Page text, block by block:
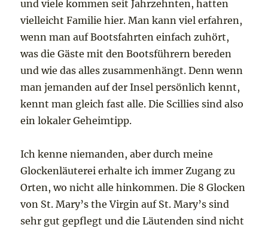
und viele kommen seit Jahrzehnten, hatten
vielleicht Familie hier. Man kann viel erfahren,
wenn man auf Bootsfahrten einfach zuhört,
was die Gäste mit den Bootsführern bereden
und wie das alles zusammenhängt. Denn wenn
man jemanden auf der Insel persönlich kennt,
kennt man gleich fast alle. Die Scillies sind also
ein lokaler Geheimtipp.
Ich kenne niemanden, aber durch meine
Glockenläuterei erhalte ich immer Zugang zu
Orten, wo nicht alle hinkommen. Die 8 Glocken
von St. Mary’s the Virgin auf St. Mary’s sind
sehr gut gepflegt und die Läutenden sind nicht